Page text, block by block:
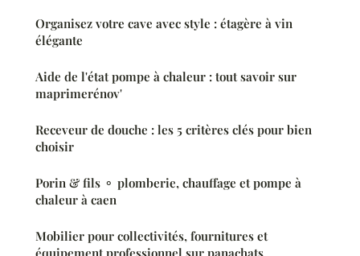
Organisez votre cave avec style : étagère à vin
élégante
Aide de l'état pompe à chaleur : tout savoir sur
maprimerénov'
Receveur de douche : les 5 critères clés pour bien
choisir
Porin & fils ⚬ plomberie, chauffage et pompe à
chaleur à caen
Mobilier pour collectivités, fournitures et